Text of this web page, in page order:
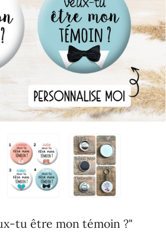
tu être mon témoin ?"